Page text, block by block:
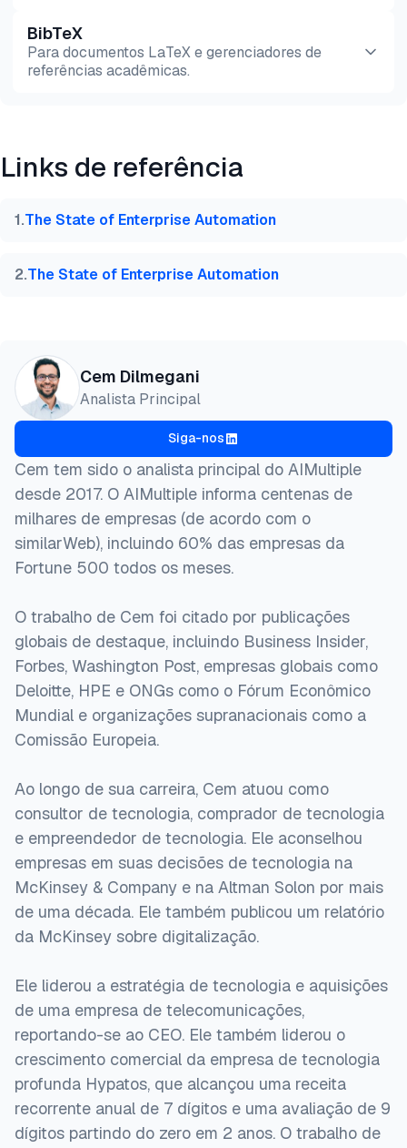
Pré-
visualização
HTML
BibTeX
Para documentos LaTeX e gerenciadores de
referências acadêmicas.
@misc{dilmegani2026,
title  = {{Principais 10+ Casos de Uso de
  year   = {2026},
howpublished    = {\url{https://aimultiple.com/
  note   = {AIMultiple. Acessado em 3 Agosto 2026}
Links de referência
1.The State of Enterprise Automation
2.The State of Enterprise Automation
Cem Dilmegani
Analista Principal
Siga-nos
Cem tem sido o analista principal do AIMultiple
desde 2017. O AIMultiple informa centenas de
milhares de empresas (de acordo com o
similarWeb), incluindo 60% das empresas da
Fortune 500 todos os meses.
O trabalho de Cem foi citado por publicações
globais de destaque, incluindo Business Insider,
Forbes, Washington Post, empresas globais como
Deloitte, HPE e ONGs como o Fórum Econômico
Mundial e organizações supranacionais como a
Comissão Europeia.
Ao longo de sua carreira, Cem atuou como
consultor de tecnologia, comprador de tecnologia
e empreendedor de tecnologia. Ele aconselhou
empresas em suas decisões de tecnologia na
McKinsey & Company e na Altman Solon por mais
de uma década. Ele também publicou um relatório
da McKinsey sobre digitalização.
Ele liderou a estratégia de tecnologia e aquisições
de uma empresa de telecomunicações,
reportando-se ao CEO. Ele também liderou o
crescimento comercial da empresa de tecnologia
profunda Hypatos, que alcançou uma receita
recorrente anual de 7 dígitos e uma avaliação de 9
dígitos partindo do zero em 2 anos. O trabalho de